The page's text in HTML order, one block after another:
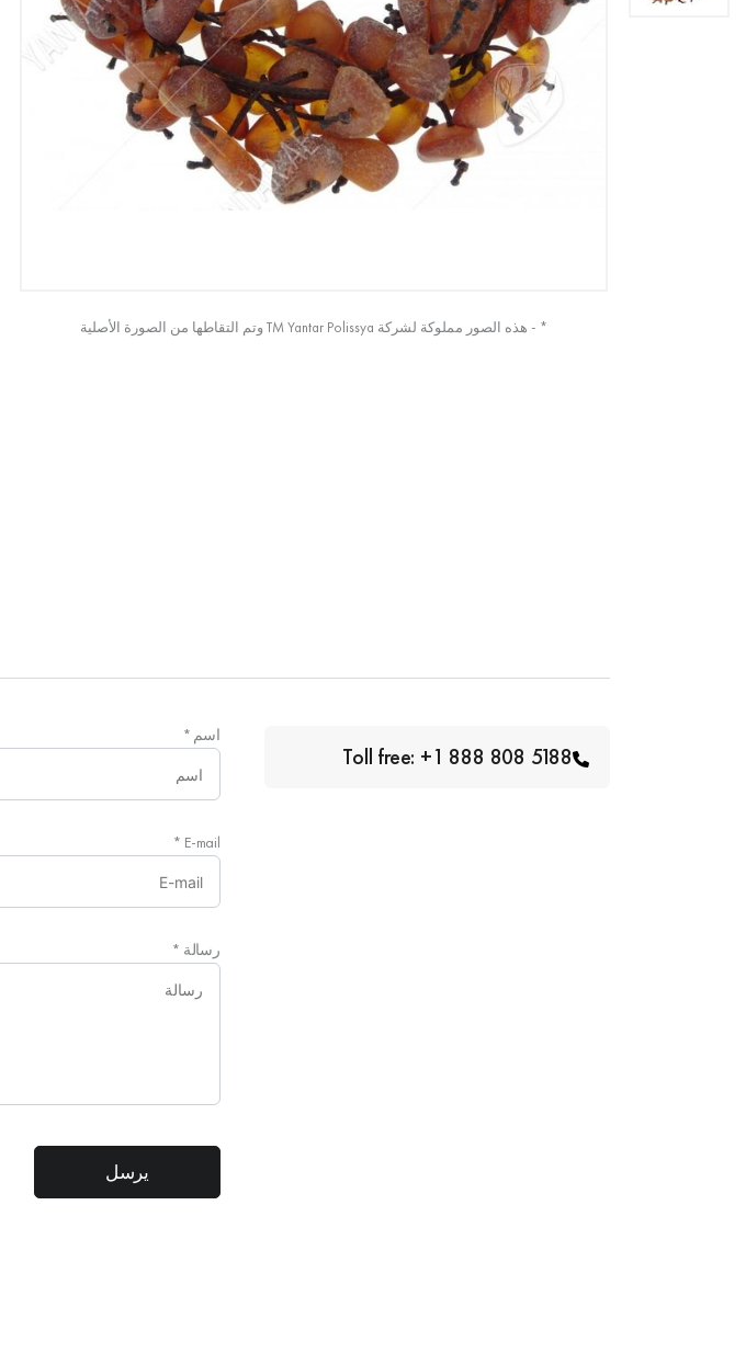
* - هذه الصور مملوكة لشركة TM Yantar Polissya وتم التقاطها من الصورة الأصلية
اسم *
E-mail
*
رسالة *
Toll free: +1 888 808 5188